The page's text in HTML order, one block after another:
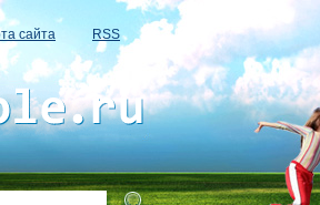
сайта RSS